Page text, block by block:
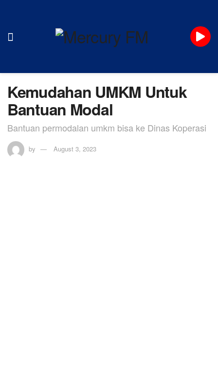
Kemudahan UMKM Untuk
Bantuan Modal
Bantuan permodalan umkm bisa ke Dinas Koperasi
by August 3, 2023